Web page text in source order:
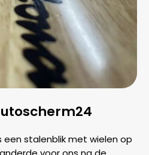
een stalenblik met wielen op